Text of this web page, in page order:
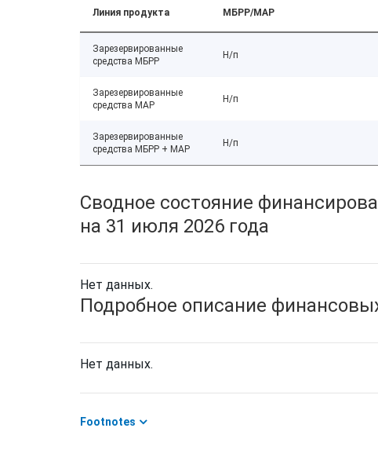
Линия продукта МБРР/МАР
Зарезервированные
средства МБРР
Н/п
Зарезервированные
средства МАР
Н/п
Зарезервированные
средства МБРР + МАР
Н/п
Сводное состояние
на 31 июля 2026 года
Нет данных.
Подробное описание
Нет данных.
Footnotes